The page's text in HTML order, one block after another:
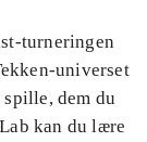
turneringen
universet
dem du
kan du lære